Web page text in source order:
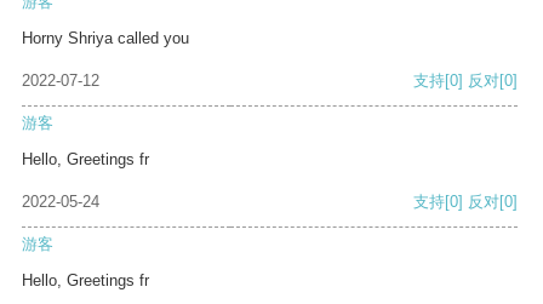
Horny Shriya called you
2022-07-12 支持[0] 反对[0]
游客
Hello, Greetings fr
2022-05-24 支持[0] 反对[0]
游客
Hello, Greetings fr